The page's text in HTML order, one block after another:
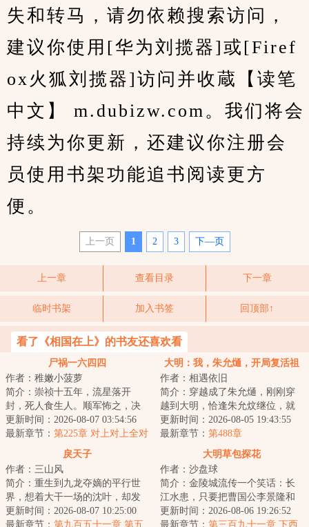
失和转马，请勿依赖搜索访问，
建议你使用[华为刘揽器]或[Firef
ox火狐刘揽器]访问并收蔵【读笔
中文】 m.dubizw.com。我们将会
持续为你更新，还建议你注册会
员使用书架功能追书阅读更方
便。
上一页 1 2 3 下—页
上一章 查看目录 下一章
临时书架 加入书签 回顶部↑
看了《相国在上》的书友还喜欢看
尸祸一六四四
作者：稚嫩小菠萝
简介：崇祯十五年，流星落开
封，死人食生人。顺军怖之，决
马家口灌开封，而祸水横流。两
年后，岁的初二学...
更新时间：2026-08-07 03:54:56
最新章节： 第225章 对上对上全对
大明：我，朱允熥，开局复活祖
作者：相遇依旧
简介：穿越成了朱允熥，刚刚穿
越到大明，恰逢朱允炆继位，就
要拿自己开刀，三日后问斩；本
想做一个逍遥王...
更新时间：2026-08-05 19:43:55
最新章节： 第488章
戾天子
作者：三山风
简介：重生到九龙夺嫡的平行世
界，想着大干一场的沈叶，却发
现自己竟然成了被群起而攻之的
太子。知道太子...
更新时间：2026-08-07 10:25:00
最新章节： 第九百五十一章 第五
大明草包探花
作者：沙盘球
简介：金陵城流传一个笑话：长
江水患，只要把曹国公李景隆和
小方探花一起丢水里，就能堵住
河道了。毕竟两...
更新时间：2026-08-06 19:26:52
最新章节： 第三百九十一章 下西